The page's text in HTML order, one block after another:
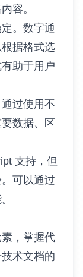
设计变得
往往难以
将表格包
在小屏幕
方案。在